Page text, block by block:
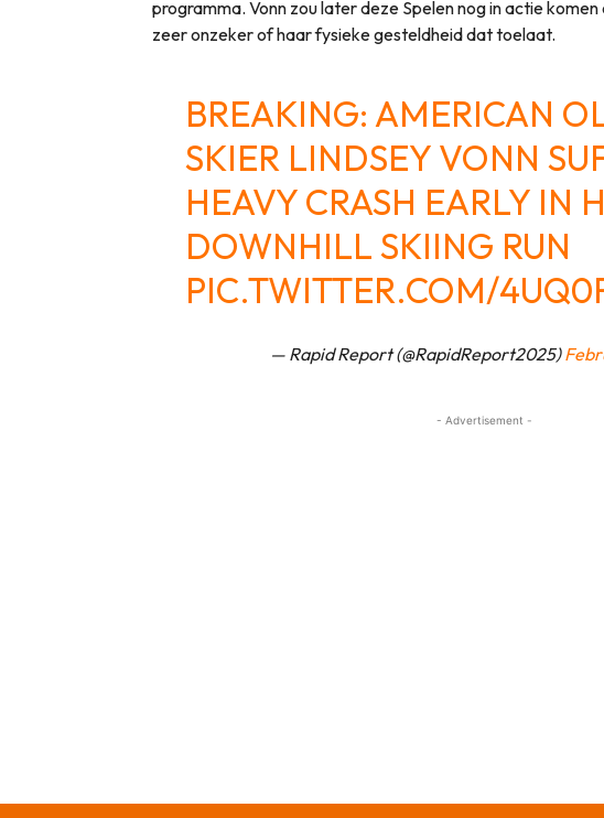
programma. Vonn zou later deze Spelen nog in actie
zeer onzeker of haar fysieke gesteldheid dat toelaat.
BREAKING: AMERICAN
SKIER LINDSEY VONN
HEAVY CRASH EARLY IN
DOWNHILL SKIING RUN
PIC.TWITTER.COM/
— Rapid Report (@RapidReport2025)
- Advertisement -